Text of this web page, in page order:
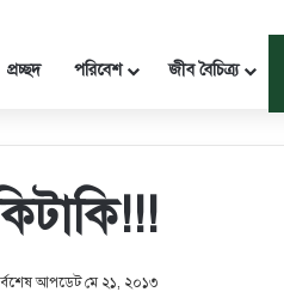
প্রচ্ছদ পরিবেশ জীব বৈচিত্র্য
আপডেট মে ২১, ২০১৩